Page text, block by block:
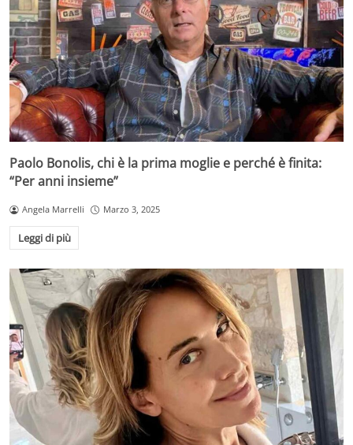
Paolo Bonolis, chi è la prima moglie e perché è finita:
“Per anni insieme”
Angela Marrelli Marzo 3, 2025
Leggi di più